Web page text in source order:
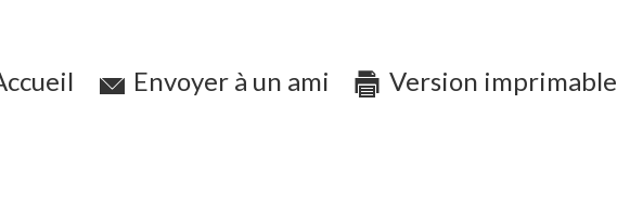
Envoyer à un ami Version imprimable